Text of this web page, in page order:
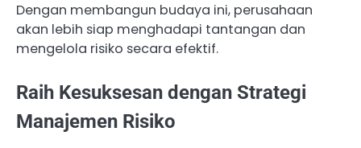
Dengan membangun budaya ini, perusahaan
akan lebih siap menghadapi tantangan dan
mengelola risiko secara efektif.
Raih Kesuksesan dengan Strategi
Manajemen Risiko